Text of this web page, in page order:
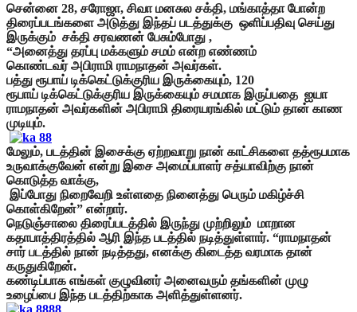
சென்னை 28, சரோஜா, சிவா மனசுல சக்தி, மங்காத்தா போன்ற
திரைப்படங்களை அடுத்து இந்தப் படத்துக்கு ஒளிப்பதிவு செய்து
இருக்கும் சக்தி சரவணன் பேசும்போது ,
“அனைத்து தரப்பு மக்களும் சமம் என்ற எண்ணம்
கொண்டவர் அபிராமி ராமநாதன் அவர்கள்.
பத்து ரூபாய் டிக்கெட்டுக்குரிய இருக்கையும், 120
ரூபாய் டிக்கெட்டுக்குரிய இருக்கையும் சமமாக இருப்பதை ஐயா
ராமநாதன் அவர்களின் அபிராமி திரையரங்கில் மட்டும் தான் காண
முடியும்.
மேலும், படத்தின் இசைக்கு ஏற்றவாறு நான் காட்சிகளை தத்ரூபமாக
உருவாக்குவேன் என்று இசை அமைப்பாளர் சத்யாவிற்கு நான்
கொடுத்த வாக்கு,
இப்போது நிறைவேறி உள்ளதை நினைத்து பெரும் மகிழ்ச்சி
கொள்கிறேன்” என்றார்.
நெடுஞ்சாலை திரைப்படத்தில் இருந்து முற்றிலும் மாறான
கதாபாத்திரத்தில் ஆரி இந்த படத்தில் நடித்துள்ளார். “ராமநாதன்
சார் படத்தில் நான் நடித்தது, எனக்கு கிடைத்த வரமாக தான்
கருதுகிறேன்.
கண்டிப்பாக எங்கள் குழுவினர் அனைவரும் தங்களின் முழு
உழைப்பை இந்த படத்திற்காக அளித்துள்ளனர்.